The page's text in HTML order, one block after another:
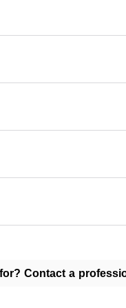
Contact a